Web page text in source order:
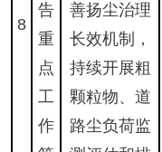
8
告
重
点
工
作
善扬尘治理
长效机制，
持续开展粗
颗粒物、道
路尘负荷监